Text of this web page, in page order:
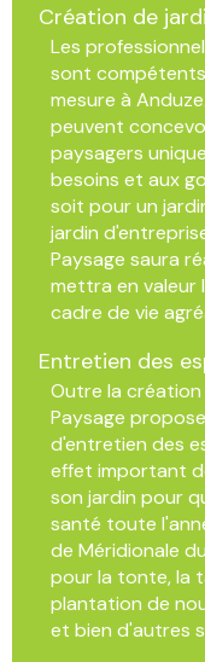
Création de
Les
sont
mesure à
peuvent
paysagers
besoins et aux
soit pour un
jardin
Paysage saura
mettra en valeur
cadre de vie
Entretien des
Outre la création
Paysage
d'entretien des
effet important
son jardin pour
santé toute
de Méridionale
pour la tonte, la
plantation de
et bien d'autres